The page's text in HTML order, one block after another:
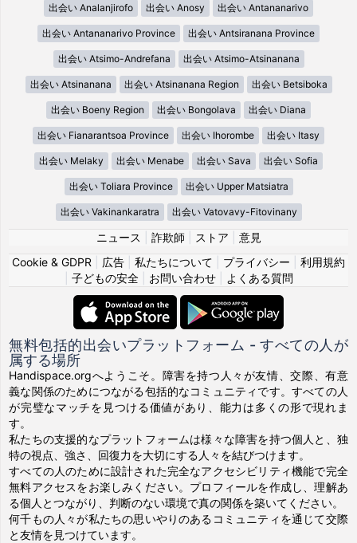
出会い Analanjirofo 出会い Anosy 出会い Antananarivo
出会い Antananarivo Province 出会い Antsiranana Province
出会い Atsimo-Andrefana 出会い Atsimo-Atsinanana
出会い Atsinanana 出会い Atsinanana Region 出会い Betsiboka
出会い Boeny Region 出会い Bongolava 出会い Diana
出会い Fianarantsoa Province 出会い Ihorombe 出会い Itasy
出会い Melaky 出会い Menabe 出会い Sava 出会い Sofia
出会い Toliara Province 出会い Upper Matsiatra
出会い Vakinankaratra 出会い Vatovavy-Fitovinany
ニュース 詐欺師 ストア
意見
Cookie & GDPR
広告 私たちについて プライバシー
利用規約
子どもの安全| お問い合わせ| よくある質問
無料包括的出会いプラットフォーム - すべての人が
属する場所
Handispace.orgへようこそ。障害を持つ人々が友情、交際、有意
義な関係のためにつながる包括的なコミュニティです。すべての人
が完璧なマッチを見つける価値があり、能力は多くの形で現れま
す。
私たちの支援的なプラットフォームは様々な障害を持つ個人と、独
特の視点、強さ、回復力を大切にする人々を結びつけます。
すべての人のために設計された完全なアクセシビリティ機能で完全
無料アクセスをお楽しみください。プロフィールを作成し、理解あ
る個人とつながり、判断のない環境で真の関係を築いてください。
何千もの人々が私たちの思いやりのあるコミュニティを通じて交際
と友情を見つけています。